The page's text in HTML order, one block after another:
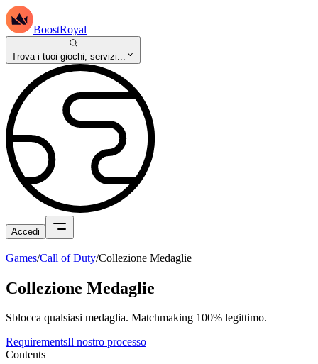
BoostRoyal
Trova i tuoi giochi, servizi...
Accedi
Games/Call of Duty/Collezione Medaglie
Collezione Medaglie
Sblocca qualsiasi medaglia. Matchmaking 100% legittimo.
RequirementsIl nostro processo
Contents